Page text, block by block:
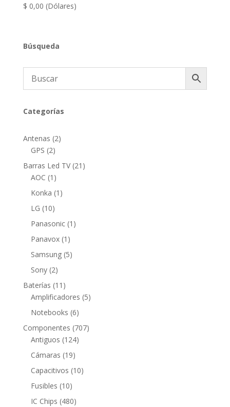
$ 0,00 (Dólares)
Búsqueda
Categorías
Antenas 22
GPS 22
productos
Barras Led TV 21 21
AOC 1 1
producto
Konka 1 1
LG 1010
productos
Panasonic 1 1
Panavox 1 1
producto
Samsung 55
Sony 22
productos
Baterías 11 11
productos
Amplificadores 55
Notebooks 66
productos
Componentes 707707
Antiguos 124124
Cámaras 1919
productos
Capacitivos 1010
Fusibles 1010
productos
IC Chips 480480